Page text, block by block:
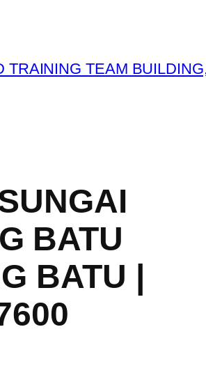
BATU
BATU |